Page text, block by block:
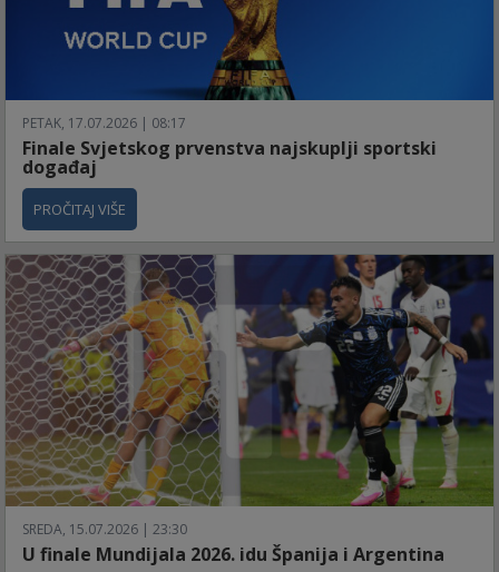
PETAK, 17.07.2026 | 08:17
Finale Svjetskog prvenstva najskuplji sportski
događaj
PROČITAJ VIŠE
SREDA, 15.07.2026 | 23:30
U finale Mundijala 2026. idu Španija i Argentina